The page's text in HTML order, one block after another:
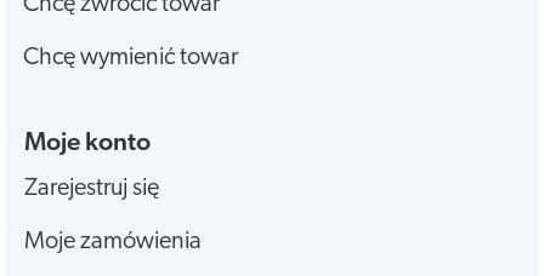
Chcę wymienić towar
Moje konto
Zarejestruj się
Moje zamówienia